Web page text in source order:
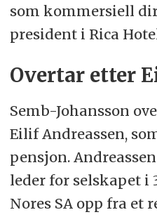
som kommersiell
president i Rica
Overtar etter
Semb-Johansson
Eilif Andreassen,
pensjon.
leder for selskapet i
Nores SA opp fra et